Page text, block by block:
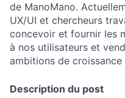
de ManoMano.
UX/UI et chercheurs
concevoir et fournir les
à nos utilisateurs et
ambitions de
Description du post